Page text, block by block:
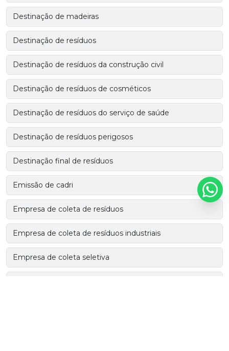
Destinação de madeiras
Destinação de resíduos
Destinação de resíduos da construção civil
Destinação de resíduos de cosméticos
Destinação de resíduos do serviço de saúde
Destinação de resíduos perigosos
Destinação final de resíduos
Emissão de cadri
Empresa de coleta de resíduos
Empresa de coleta de resíduos industriais
Empresa de coleta seletiva